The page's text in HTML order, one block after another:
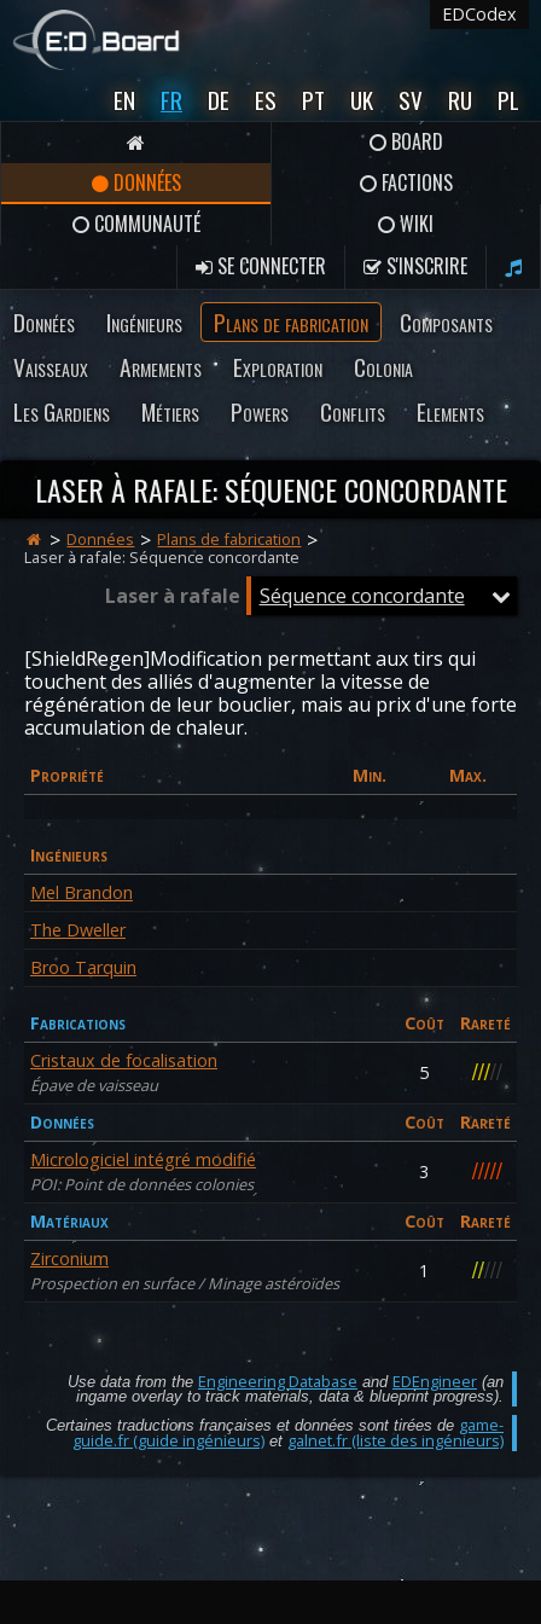
EDCodex
EN FR DE ES PT UK SV RU PL
BOARD
DONNÉES
FACTIONS
COMMUNAUTÉ
WIKI
SE CONNECTER
S'INSCRIRE
Données Ingénieurs Plans de fabrication
Composants
Vaisseaux
Armements Exploration
Colonia
Les Gardiens
Métiers Powers Conflits Elements
LASER À RAFALE: SÉQUENCE CONCORDANTE
Données
Plans de fabrication
Laser à rafale: Séquence concordante
Laser à rafale Séquence concordante
[ShieldRegen]Modification permettant aux tirs qui
touchent des alliés d'augmenter la vitesse de
régénération de leur bouclier, mais au prix d'une forte
accumulation de chaleur.
Propriété Min. Max.
Ingénieurs
Mel Brandon
The Dweller
Broo Tarquin
Fabrications Coût
Rareté
Cristaux de focalisation
Épave de vaisseau
5 /////
Données Coût
Rareté
Micrologiciel intégré modifié
POI: Point de données colonies
3 /////
Matériaux Coût
Rareté
Zirconium
Prospection en surface / Minage astéroïdes
1 /////
Use data from the Engineering Database and EDEngineer (an
ingame overlay to track materials, data & blueprint progress).
Certaines traductions françaises et données sont tirées de game-
guide.fr (guide ingénieurs) et galnet.fr (liste des ingénieurs)